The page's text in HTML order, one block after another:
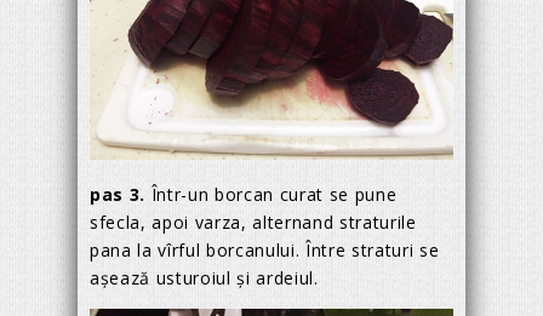
pas 3. Într-un borcan curat se pune
sfecla, apoi varza, alternand straturile
pana la vîrful borcanului. Între straturi se
așează usturoiul și ardeiul.